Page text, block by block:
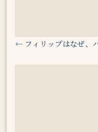
← フィリップはなぜ、